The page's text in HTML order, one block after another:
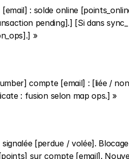
: solde online
pending].] [Si dans
»
compte [email] : [liée /
: fusion selon map ops.] »
[perdue / volée].
sur compte [email].